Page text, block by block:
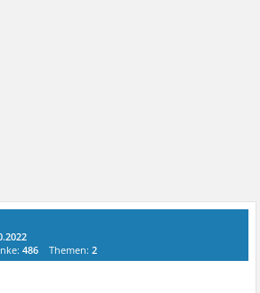
486 Themen:2